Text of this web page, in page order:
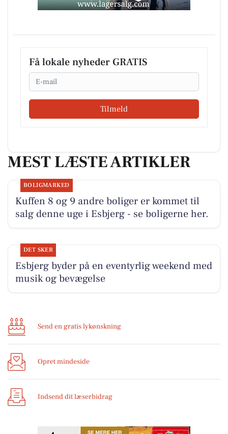
Få lokale nyheder GRATIS
Email
Tilmeld
MEST LÆSTE ARTIKLER
BOLIGMARKED
Kuffen 8 og 9 andre boliger er kommet til
salg denne uge i Esbjerg - se boligerne her.
DET SKER
Esbjerg byder på en eventyrlig weekend med
musik og bevægelse
Send en gratis lykønskning
Opret mindeside
Indsend dit læserbidrag